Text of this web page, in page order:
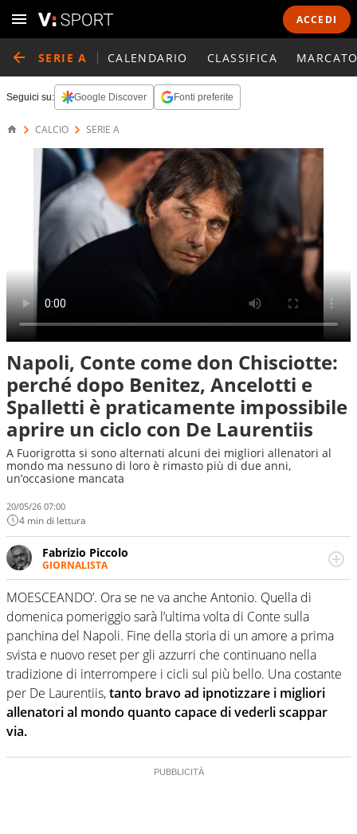
ACCEDI
SERIE A CALENDARIO CLASSIFICA
Seguici su: Google Discover Fonti preferite
CALCIO SERIE A
Napoli, Conte come don Chisciotte:
perché dopo Benitez, Ancelotti e
Spalletti è praticamente impossibile
aprire un ciclo con De Laurentiis
A Fuorigrotta si sono alternati alcuni dei migliori allenatori al
mondo ma nessuno di loro è rimasto più di due anni,
un’occasione mancata
20/05/26 07:00
4 min di lettura
Fabrizio Piccolo
GIORNALISTA
Nella sua carriera ha seguito numerose manifestazioni
sportive e collaborato con agenzie e testate. Esperienza,
competenza, conoscenza e memoria storica. Si occupa
prevalentemente di calcio
MOESCEANDO’. Ora se ne va anche Antonio. Quella di
domenica pomeriggio sarà l’ultima volta di Conte sulla
panchina del Napoli. Fine della storia di un amore a prima
svista e nuovo reset per gli azzurri che continuano nella
tradizione di interrompere i cicli sul più bello. Una costante
per De Laurentiis,tanto bravo ad ipnotizzare i migliori
allenatori al mondo quanto capace di vederli scappar
via.